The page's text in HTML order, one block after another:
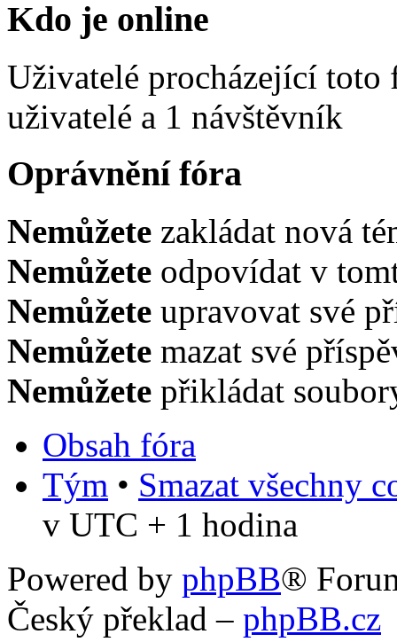
Kdo je online
Uživatelé procházející
uživatelé a 1 návštěvník
Oprávnění fóra
Nemůžete zakládat nová
Nemůžete odpovídat v
Nemůžete upravovat své
Nemůžete mazat své
Nemůžete přikládat
Obsah fóra
Tým • Smazat všechny
v UTC + 1 hodina
Powered by phpBB®
Český překlad – phpBB.cz